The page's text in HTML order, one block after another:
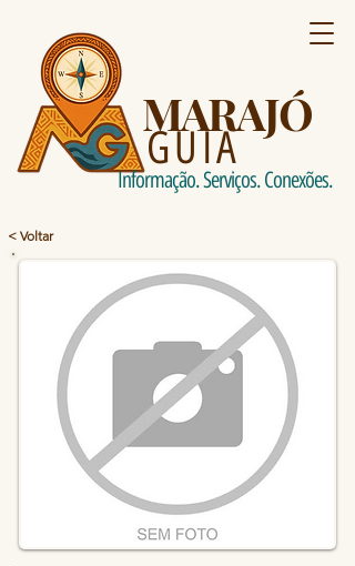
MARAJÓ
GUIA
Informação. Serviços. Conexões.
< Voltar